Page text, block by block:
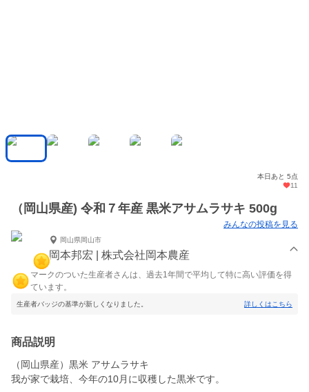
本日あと 5点
11
（岡山県産) 令和７年産 黒米アサムラサキ 500g
みんなの投稿を見る
岡山県岡山市
岡本邦宏 | 株式会社岡本農産
マークのついた生産者さんは、過去1年間で平均して特に高い評価を得
ています。
生産者バッジの基準が新しくなりました。 詳しくはこちら
商品説明
（岡山県産）黒米 アサムラサキ
我が家で栽培、今年の10月に収穫した黒米です。